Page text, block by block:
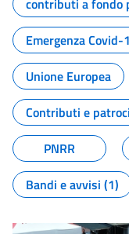
contributi a fondo
Emergenza Covid-
Unione Europea
Contributi e
PNRR
Bandi e avvisi (1)